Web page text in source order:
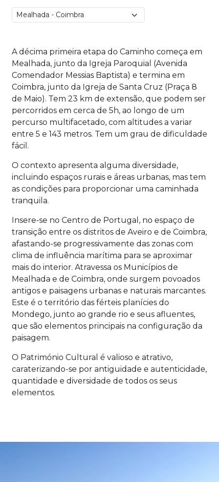
A décima primeira etapa do Caminho começa em
Mealhada, junto da Igreja Paroquial (Avenida
Comendador Messias Baptista) e termina em
Coimbra, junto da Igreja de Santa Cruz (Praça 8
de Maio). Tem 23 km de extensão, que podem ser
percorridos em cerca de 5h, ao longo de um
percurso multifacetado, com altitudes a variar
entre 5 e 143 metros. Tem um grau de dificuldade
fácil.
O contexto apresenta alguma diversidade,
incluindo espaços rurais e áreas urbanas, mas tem
as condições para proporcionar uma caminhada
tranquila.
Insere-se no Centro de Portugal, no espaço de
transição entre os distritos de Aveiro e de Coimbra,
afastando-se progressivamente das zonas com
clima de influência marítima para se aproximar
mais do interior. Atravessa os Municípios de
Mealhada e de Coimbra, onde surgem povoados
antigos e paisagens urbanas e naturais marcantes.
Este é o território das férteis planícies do
Mondego, junto ao grande rio e seus afluentes,
que são elementos principais na configuração da
paisagem.
O Património Cultural é valioso e atrativo,
caraterizando-se por antiguidade e autenticidade,
quantidade e diversidade de todos os seus
elementos.